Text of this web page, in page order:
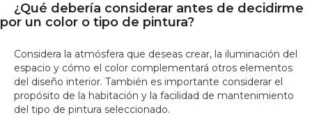
¿Qué debería considerar antes de decidirme
por un color o tipo de pintura?
Considera la atmósfera que deseas crear, la iluminación del
espacio y cómo el color complementará otros elementos
del diseño interior. También es importante considerar el
propósito de la habitación y la facilidad de mantenimiento
del tipo de pintura seleccionado.